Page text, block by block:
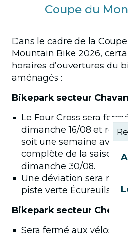
Coupe du
Dans le cadre de la
Mountain Bike 2026,
horaires d’ouvertures du
aménagés :
Bikepark secteur
Le Four Cross sera
dimanche 16/08 et
soit une semaine avant
complète de la saison,
dimanche 30/08.
Une déviation sera mise
piste verte Écureuils
Bikepark secteur Chéry :
Sera fermé aux vélos à